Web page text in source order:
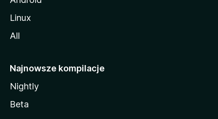
Linux
All
Najnowsze kompilacje
Nightly
Beta